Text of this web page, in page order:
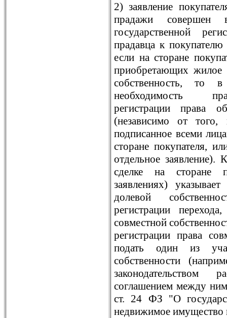
2) заявление
прадажи
государственной
прадавца к
если на сторане
приобретающих
собственность, то
необходимость
регистрации права
(независимо от того,
подписанное всеми
сторане покупателя,
отдельное
сделке на сторане
заявлениях)
долевой
регистрации
совместной
регистрации права
подать один из
собственности
законодательством
соглашением между
ст. 24 ФЗ "О
недвижимое имущество